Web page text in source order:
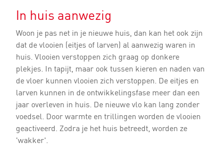
In huis aanwezig
Woon je pas net in je nieuwe huis, dan kan het ook zijn
dat de vlooien (eitjes of larven) al aanwezig waren in
huis. Vlooien verstoppen zich graag op donkere
plekjes. In tapijt, maar ook tussen kieren en naden van
de vloer kunnen vlooien zich verstoppen. De eitjes en
larven kunnen in de ontwikkelingsfase meer dan een
jaar overleven in huis. De nieuwe vlo kan lang zonder
voedsel. Door warmte en trillingen worden de vlooien
geactiveerd. Zodra je het huis betreedt, worden ze
'wakker'.